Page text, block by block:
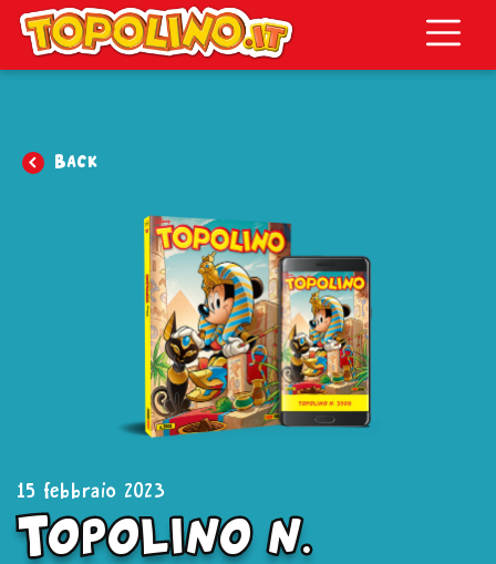
Topolino.it
Back
15 febbraio 2023
Topolino n.